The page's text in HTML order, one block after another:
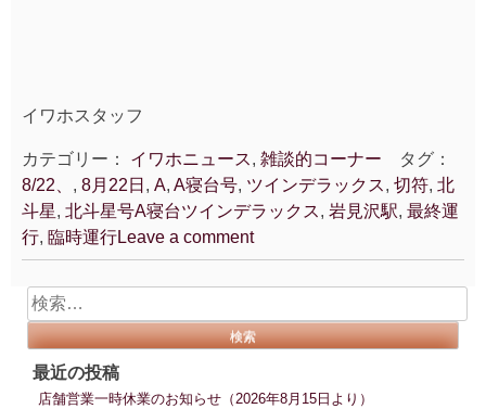
イワホスタッフ
カテゴリー： イワホニュース, 雑談的コーナー タグ：
8/22、 , 8月22日 , A, A寝台号, ツインデラックス, 切符, 北
斗星, 北斗星号A寝台ツインデラックス, 岩見沢駅, 最終運
行, 臨時運行Leave a comment
検
索:
最近の投稿
店舗営業一時休業のお知らせ（2026年8月15日より）